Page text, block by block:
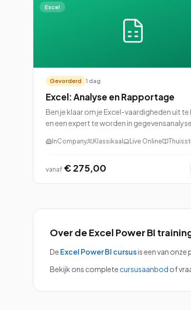
Excel
Gevorderd 1 dag
Excel: Analyse en Rapportage
Ben je klaar om je Excel-vaardigheden uit te
en een expert te worden in
Rapportage perfect voor jou!
InCompany Klassikaal Live Online
vanaf € 275,00
Over de Excel Power BI
De Excel Power BI cursusis een van onze
Bekijk ons completecursusaanbod of